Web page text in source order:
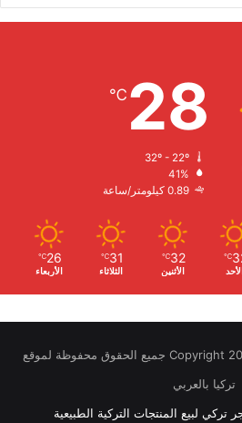
28
℃
الرطوبة:
الرياح:
℃
الأحد
32
℃
الأثنين
31
℃
الثلاثاء
26
℃
الأربعاء
© Copyright 2026, arab-turkey.com.tr جميع الحقوق محفوظة لموقع
تركيا بالعربي
تركي لبيع المنتجات التركية الطبيعية